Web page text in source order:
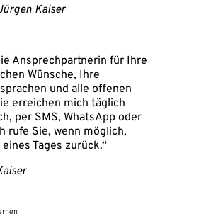
Kaiser
Ansprechpartnerin für Ihre
Wünsche, Ihre
und alle offenen
erreichen mich täglich
per SMS, WhatsApp oder
rufe Sie, wenn möglich,
Tages zurück.“